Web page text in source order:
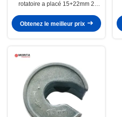
rotatoire a placé 15+22mm 2
Gcr15 de roues de secours de
PCs
Obtenez le meilleur prix